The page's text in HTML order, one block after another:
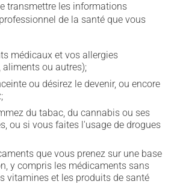
transmettre les informations
de la santé que vous
médicaux et vos allergies
aliments ou autres);
ou désirez le devenir, ou encore
du tabac, du cannabis ou ses
ou si vous faites l'usage de drogues
que vous prenez sur une base
y compris les médicaments sans
vitamines et les produits de santé